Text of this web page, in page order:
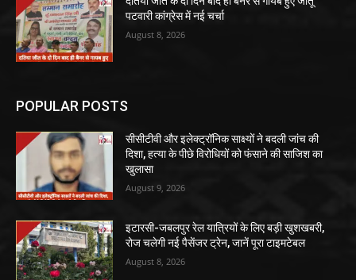
पटवारी कांग्रेस में नई चर्चा
August 8, 2026
POPULAR POSTS
सीसीटीवी और इलेक्ट्रॉनिक साक्ष्यों ने बदली जांच की
दिशा, हत्या के पीछे विरोधियों को फंसाने की साजिश का
खुलासा
August 9, 2026
इटारसी-जबलपुर रेल यात्रियों के लिए बड़ी खुशखबरी,
रोज चलेगी नई पैसेंजर ट्रेन, जानें पूरा टाइमटेबल
August 8, 2026